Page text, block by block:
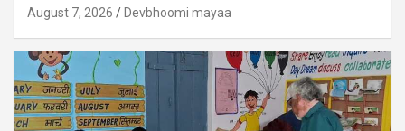
August 7, 2026 Devbhoomi mayaa